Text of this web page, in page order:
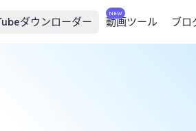
ダウンローダー
NEW
動画ツール ブロ